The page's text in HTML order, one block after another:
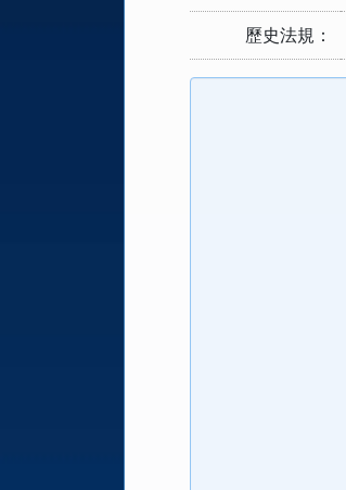
歷史法規：